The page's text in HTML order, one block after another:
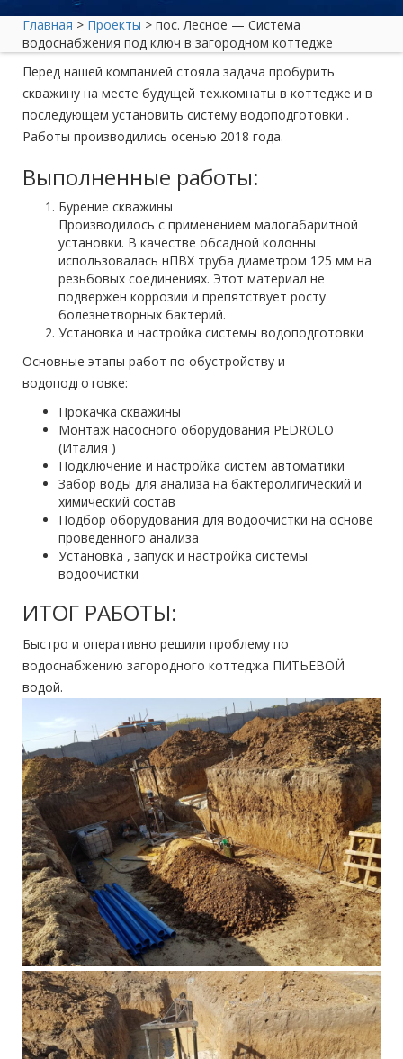
Главная > Проекты > пос. Лесное — Система
водоснабжения под ключ в загородном коттедже
Перед нашей компанией стояла задача пробурить
скважину на месте будущей тех.комнаты в коттедже и в
последующем установить систему водоподготовки .
Работы производились осенью 2018 года.
Выполненные работы:
Бурение скважины
Производилось с применением малогабаритной
установки. В качестве обсадной колонны
использовалась нПВХ труба диаметром 125 мм на
резьбовых соединениях. Этот материал не
подвержен коррозии и препятствует росту
болезнетворных бактерий.
Установка и настройка системы водоподготовки
Основные этапы работ по обустройству и
водоподготовке:
Прокачка скважины
Монтаж насосного оборудования PEDROLO
(Италия )
Подключение и настройка систем автоматики
Забор воды для анализа на бактеролигический и
химический состав
Подбор оборудования для водоочистки на основе
проведенного анализа
Установка , запуск и настройка системы
водоочистки
ИТОГ РАБОТЫ:
Быстро и оперативно решили проблему по
водоснабжению загородного коттеджа ПИТЬЕВОЙ
водой.